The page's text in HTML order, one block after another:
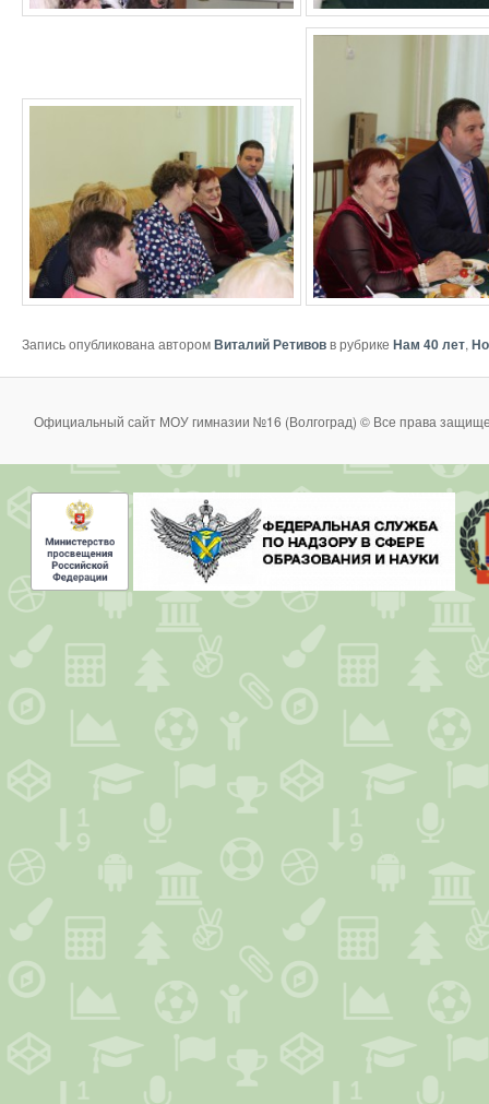
Запись опубликована авторомВиталий Ретивовв рубрике Нам 40 лет,
Официальный сайт МОУ гимназии №16 (Волгоград) © Все права